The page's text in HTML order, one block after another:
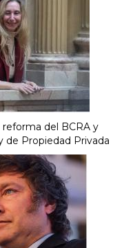
reforma del BCRA y
de Propiedad Privada